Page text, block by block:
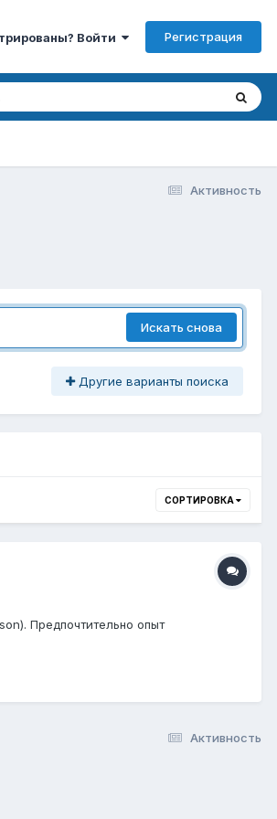
Войти Регистрация
Активность
Искать снова
Другие варианты поиска
СОРТИРОВКА
Предпочтительно опыт
Активность